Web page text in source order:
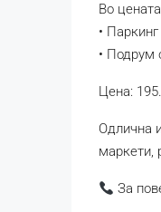
Во
•
• Подрум
Цена:
Одлична
маркети,
За